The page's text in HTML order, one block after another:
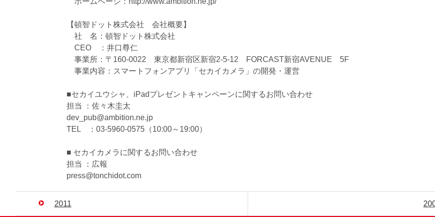
【頓智ドット株式会社 会社概要】
社 名：頓智ドット株式会社
CEO ：井口尊仁
事業所：〒160-0022 東京都新宿区新宿2-5-12 FORCAST新宿AVENUE 5F
事業内容：スマートフォンアプリ「セカイカメラ」の開発・運営
■セカイユウシャ、iPadプレゼントキャンペーンに関するお問い合わせ
担当 ：佐々木圭太
dev_pub@ambition.ne.jp
TEL ：03-5960-0575（10:00～19:00）
■ セカイカメラに関するお問い合わせ
担当 ：広報
press@tonchidot.com
2011